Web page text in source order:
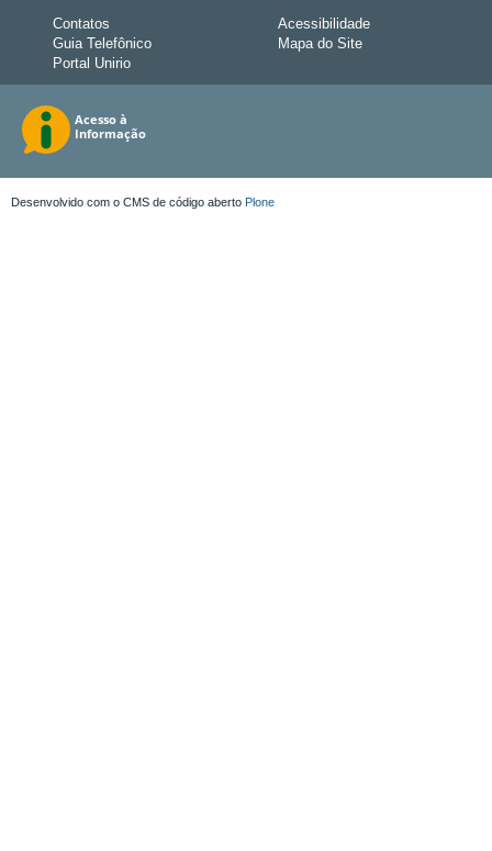
Contatos
Guia Telefônico
Portal Unirio
Acessibilidade
Mapa do Site
Desenvolvido com o CMS de código aberto Plone